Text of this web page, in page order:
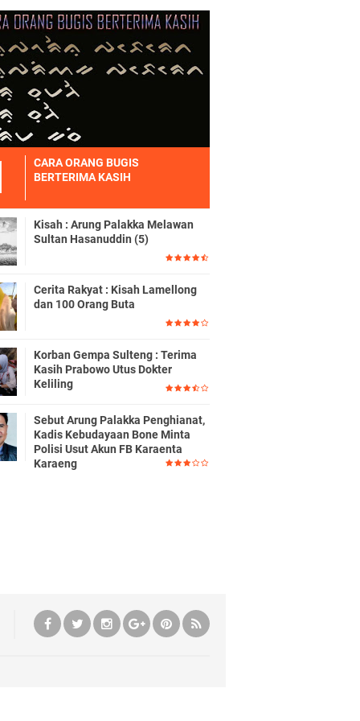
CARA ORANG BUGIS
BERTERIMA KASIH
Kisah : Arung Palakka Melawan
Sultan Hasanuddin (5)
Cerita Rakyat : Kisah Lamellong
dan 100 Orang Buta
Korban Gempa Sulteng : Terima
Kasih Prabowo Utus Dokter
Keliling
Sebut Arung Palakka Penghianat,
Kadis Kebudayaan Bone Minta
Polisi Usut Akun FB Karaenta
Karaeng